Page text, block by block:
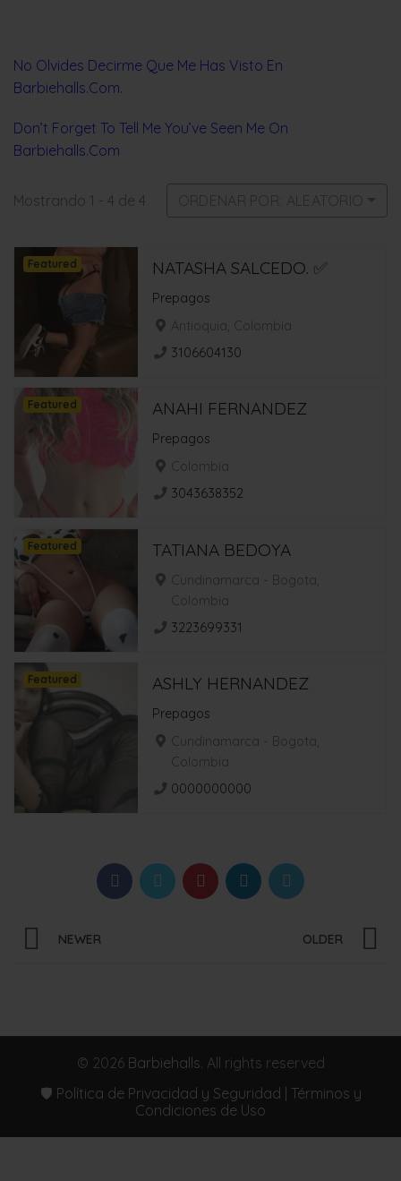
No Olvides Decirme Que Me Has Visto En
Barbiehalls.Com.
Don’t Forget To Tell Me You’ve Seen Me On
Barbiehalls.Com
Mostrando 1 - 4 de 4 ORDENAR POR: ALEATORIO
Featured NATASHA SALCEDO. ✅
Prepagos
Antioquia, Colombia
3106604130
Featured ANAHI FERNANDEZ
Prepagos
Colombia
3043638352
Featured TATIANA BEDOYA
Cundinamarca - Bogota,
Colombia
3223699331
Featured ASHLY HERNANDEZ
Prepagos
Cundinamarca - Bogota,
Colombia
0000000000
NEWER OLDER
© 2026 Barbiehalls. All rights reserved
🛡️ Política de Privacidad y Seguridad | Términos y
Condiciones de Uso